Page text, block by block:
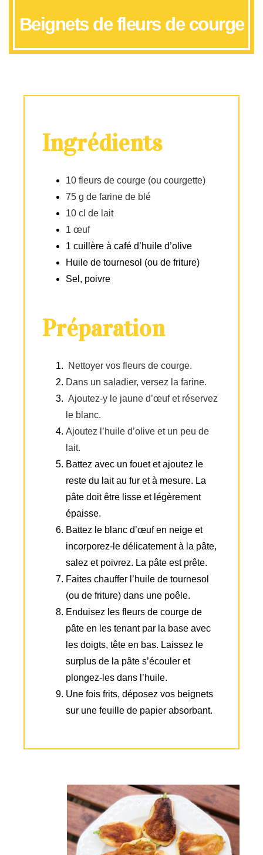
Beignets de fleurs de courge
Ingrédients
10 fleurs de courge (ou courgette)
75 g de farine de blé
10 cl de lait
1 œuf
1 cuillère à café d’huile d’olive
Huile de tournesol (ou de friture)
Sel, poivre
Préparation
Nettoyer vos fleurs de courge.
Dans un saladier, versez la farine.
Ajoutez-y le jaune d’œuf et réservez
le blanc.
Ajoutez l’huile d’olive et un peu de
lait.
Battez avec un fouet et ajoutez le
reste du lait au fur et à mesure. La
pâte doit être lisse et légèrement
épaisse.
Battez le blanc d’œuf en neige et
incorporez-le délicatement à la pâte,
salez et poivrez. La pâte est prête.
Faites chauffer l’huile de tournesol
(ou de friture) dans une poêle.
Enduisez les fleurs de courge de
pâte en les tenant par la base avec
les doigts, tête en bas. Laissez le
surplus de la pâte s’écouler et
plongez-les dans l’huile.
Une fois frits, déposez vos beignets
sur une feuille de papier absorbant.